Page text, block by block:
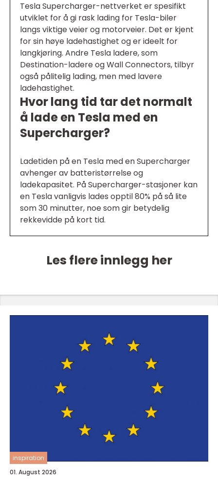
Tesla Supercharger-nettverket er spesifikt
utviklet for å gi rask lading for Tesla-biler
langs viktige veier og motorveier. Det er kjent
for sin høye ladehastighet og er ideelt for
langkjøring. Andre Tesla ladere, som
Destination-ladere og Wall Connectors, tilbyr
også pålitelig lading, men med lavere
ladehastighet.
Hvor lang tid tar det normalt
å lade en Tesla med en
Supercharger?
Ladetiden på en Tesla med en Supercharger
avhenger av batteristørrelse og
ladekapasitet. På Supercharger-stasjoner kan
en Tesla vanligvis lades opptil 80% på så lite
som 30 minutter, noe som gir betydelig
rekkevidde på kort tid.
Les flere innlegg her
inspiration
01. August 2026